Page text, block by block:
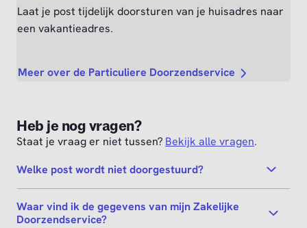
Laat je post tijdelijk doorsturen van je huisadres naar
een vakantieadres.
Meer over de Particuliere Doorzendservice
Heb je nog vragen?
Staat je vraag er niet tussen? Bekijk alle vragen.
Welke post wordt niet doorgestuurd?
Waar vind ik de gegevens van mijn Zakelijke
Doorzendservice?